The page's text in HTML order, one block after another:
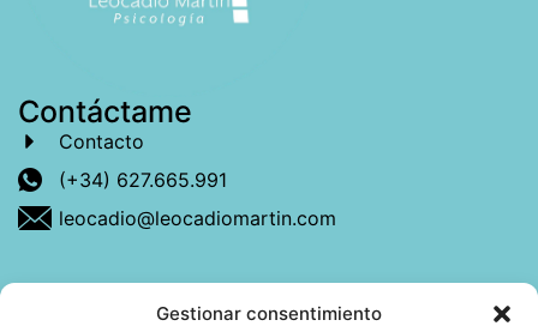
Gestionar consentimiento
Contáctame
Contacto
(+34) 627.665.991
leocadio@leocadiomartin.com